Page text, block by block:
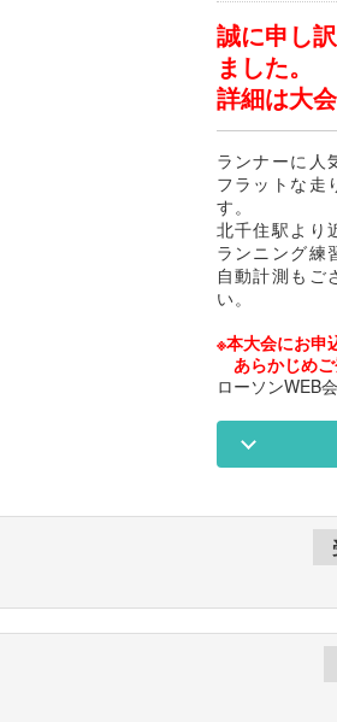
誠に申し
ました。
詳細は大
ランナーに人
フラットな走
す。
北千住駅より
ランニング練
自動計測もご
い。
※本大会にお申
あらかじめご
ローソンWEB